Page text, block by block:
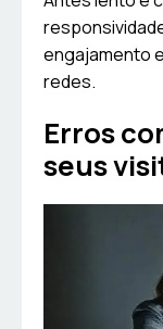
engajamento
redes.
Erros
seus